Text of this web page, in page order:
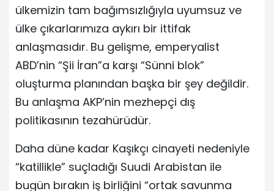
ülkemizin tam bağımsızlığıyla uyumsuz ve
ülke çıkarlarımıza aykırı bir ittifak
anlaşmasıdır. Bu gelişme, emperyalist
ABD’nin “Şii İran”a karşı “Sünni blok”
oluşturma planından başka bir şey değildir.
Bu anlaşma AKP’nin mezhepçi dış
politikasının tezahürüdür.
Daha düne kadar Kaşıkçı cinayeti nedeniyle
“katillikle” suçladığı Suudi Arabistan ile
bugün bırakın iş birliğini “ortak savunma